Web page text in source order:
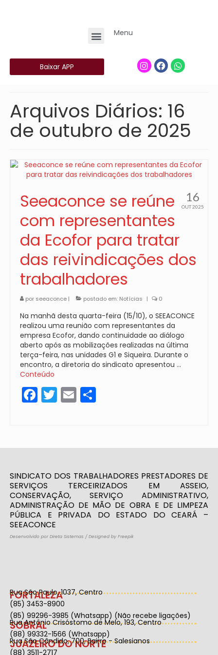
Menu
Baixar APP
Arquivos Diários: 16
de outubro de 2025
16
OUT 2025
Seeaconce se reúne
com representantes
da Ecofor para tratar
das reivindicações dos
trabalhadores
por seeaconce | postado em: Notícias | 0
Na manhã desta quarta-feira (15/10), o SEEACONCE
realizou uma reunião com representantes da
empresa Ecofor, dando continuidade ao diálogo
aberto após as mobilizações realizadas na última
terça-feira, nas unidades G1 e Siqueira. Durante o
encontro, a diretoria do sindicato apresentou …
Conteúdo
Facebook
Twitter
Email
SINDICATO DOS TRABALHADORES PRESTADORES DE
SERVIÇOS TERCEIRIZADOS EM ASSEIO,
CONSERVAÇÃO, SERVIÇO ADMINISTRATIVO,
ADMINISTRAÇÃO DE MÃO DE OBRA E DE LIMPEZA
PÚBLICA E PRIVADA DO ESTADO DO CEARÁ –
SEEACONCE
Desenvolvido por Direta Sistemas / Designed by Freepik
FORTALEZA
Rua São Paulo, 1037, Centro
(85) 3453-8900
(85) 99296-3985 (Whatsapp) (Não recebe ligações)
SOBRAL
Rua Antônio Crisóstomo de Melo, 193, Centro
(88) 99332-1566 (Whatsapp)
JUAZEIRO DO NORTE
Rua São Cândido, 700, Bairro - Salesianos
(88) 3511-2717